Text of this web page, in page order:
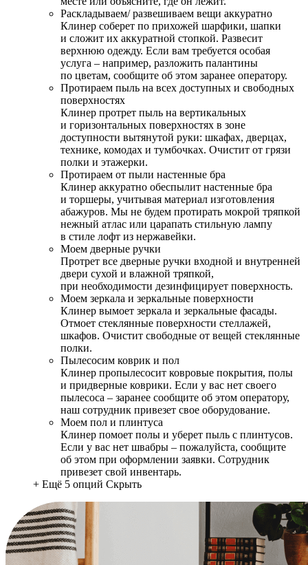
Раскладываем/ развешиваем вещи аккуратно
Клинер соберет по прихожей шарфики, шапки
и сложит их аккуратной стопкой. Развесит
верхнюю одежду. Если вам требуется особая
услуга – например, разложить палантины
по цветам, сообщите об этом заранее оператору.
Протираем пыль на всех доступных и свободных
поверхностях
Клинер протрет пыль на вертикальных
и горизонтальных поверхностях в зоне
доступности вытянутой руки: шкафах, дверцах,
технике, комодах и тумбочках. Очистит от грязи
полки и этажерки.
Протираем от пыли настенные бра
Клинер аккуратно обеспылит настенные бра
и торшеры, учитывая материал изготовления
абажуров. Мы не будем протирать мокрой тряпкой
нежный атлас или царапать стильную лампу
в стиле лофт из нержавейки.
Моем дверные ручки
Протрет все дверные ручки входной и внутренней
двери сухой и влажной тряпкой,
при необходимости дезинфицирует поверхность.
Моем зеркала и зеркальные поверхности
Клинер вымоет зеркала и зеркальные фасады.
Отмоет стеклянные поверхности стеллажей,
шкафов. Очистит свободные от вещей стеклянные
полки.
Пылесосим коврик и пол
Клинер пропылесосит ковровые покрытия, полы
и придверные коврики. Если у вас нет своего
пылесоса – заранее сообщите об этом оператору,
наш сотрудник привезет свое оборудование.
Моем пол и плинтуса
Клинер помоет полы и уберет пыль с плинтусов.
Если у вас нет швабры – пожалуйста, сообщите
об этом при оформлении заявки. Сотрудник
привезет свой инвентарь.
+ Ещё 5 опций Скрыть